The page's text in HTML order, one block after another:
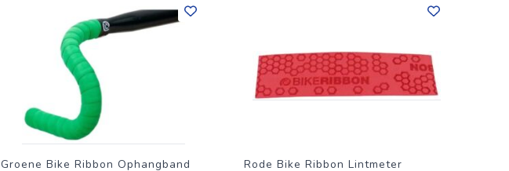
Groene Bike Ribbon Ophangband
Rode Bike Ribbon Lintmeter